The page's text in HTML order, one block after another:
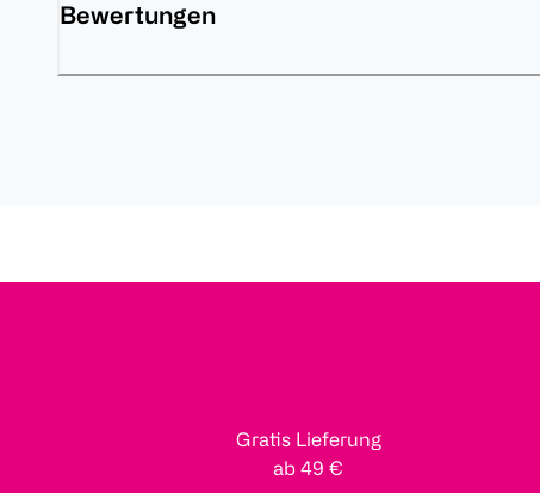
Bewertungen
Gratis Lieferung
ab 49 €